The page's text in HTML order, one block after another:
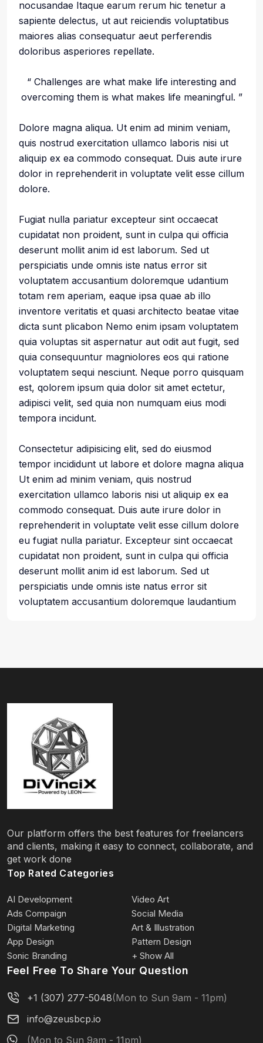
nocusandae Itaque earum rerum hic tenetur a
sapiente delectus, ut aut reiciendis voluptatibus
maiores alias consequatur aeut perferendis
doloribus asperiores repellate.
“ Challenges are what make life interesting and
overcoming them is what makes life meaningful. ”
Dolore magna aliqua. Ut enim ad minim veniam,
quis nostrud exercitation ullamco laboris nisi ut
aliquip ex ea commodo consequat. Duis aute irure
dolor in reprehenderit in voluptate velit esse cillum
dolore.
Fugiat nulla pariatur excepteur sint occaecat
cupidatat non proident, sunt in culpa qui officia
deserunt mollit anim id est laborum. Sed ut
perspiciatis unde omnis iste natus error sit
voluptatem accusantium doloremque udantium
totam rem aperiam, eaque ipsa quae ab illo
inventore veritatis et quasi architecto beatae vitae
dicta sunt plicabon Nemo enim ipsam voluptatem
quia voluptas sit aspernatur aut odit aut fugit, sed
quia consequuntur magniolores eos qui ratione
voluptatem sequi nesciunt. Neque porro quisquam
est, qolorem ipsum quia dolor sit amet ectetur,
adipisci velit, sed quia non numquam eius modi
tempora incidunt.
Consectetur adipisicing elit, sed do eiusmod
tempor incididunt ut labore et dolore magna aliqua
Ut enim ad minim veniam, quis nostrud
exercitation ullamco laboris nisi ut aliquip ex ea
commodo consequat. Duis aute irure dolor in
reprehenderit in voluptate velit esse cillum dolore
eu fugiat nulla pariatur. Excepteur sint occaecat
cupidatat non proident, sunt in culpa qui officia
deserunt mollit anim id est laborum. Sed ut
perspiciatis unde omnis iste natus error sit
voluptatem accusantium doloremque laudantium
Our platform offers the best features for freelancers
and clients, making it easy to connect, collaborate, and
get work done
Top Rated Categories
AI Development
Video Art
Ads Compaign
Social Media
Digital Marketing
Art & Illustration
App Design
Pattern Design
Sonic Branding
+ Show All
Feel Free To Share Your Question
+1 (307) 277-5048(Mon to Sun 9am - 11pm)
info@zeusbcp.io
(Mon to Sun 9am - 11pm)